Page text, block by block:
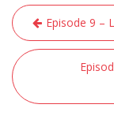
de
l’article
Episode 9 –